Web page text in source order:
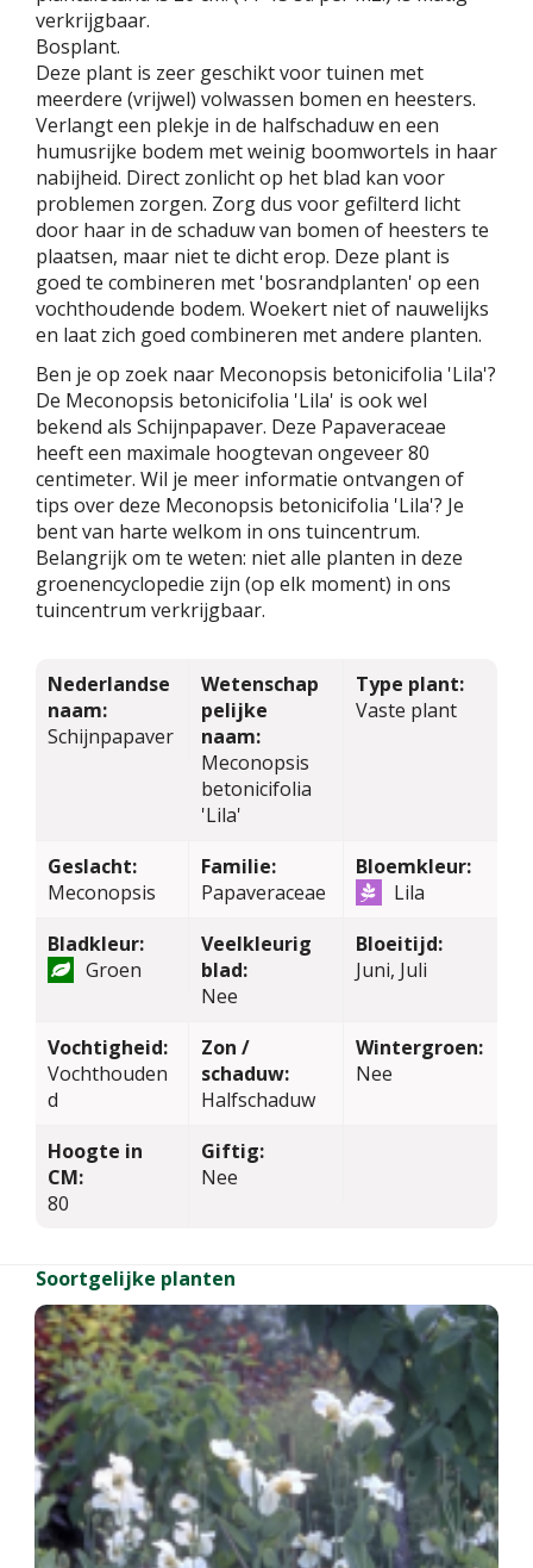
verkrijgbaar.
Bosplant.
Deze plant is zeer geschikt voor tuinen met
meerdere (vrijwel) volwassen bomen en heesters.
Verlangt een plekje in de halfschaduw en een
humusrijke bodem met weinig boomwortels in haar
nabijheid. Direct zonlicht op het blad kan voor
problemen zorgen. Zorg dus voor gefilterd licht
door haar in de schaduw van bomen of heesters te
plaatsen, maar niet te dicht erop. Deze plant is
goed te combineren met 'bosrandplanten' op een
vochthoudende bodem. Woekert niet of nauwelijks
en laat zich goed combineren met andere planten.
Ben je op zoek naar Meconopsis betonicifolia 'Lila'?
De Meconopsis betonicifolia 'Lila' is ook wel
bekend als Schijnpapaver. Deze Papaveraceae
heeft een maximale hoogtevan ongeveer 80
centimeter. Wil je meer informatie ontvangen of
tips over deze Meconopsis betonicifolia 'Lila'? Je
bent van harte welkom in ons tuincentrum.
Belangrijk om te weten: niet alle planten in deze
groenencyclopedie zijn (op elk moment) in ons
tuincentrum verkrijgbaar.
Nederlandse
naam:
Schijnpapaver
Wetenschap
pelijke
naam:
Meconopsis
betonicifolia
'Lila'
Type plant:
Vaste plant
Geslacht:
Meconopsis
Familie:
Papaveraceae
Bloemkleur:
Lila
Bladkleur:
Groen
Veelkleurig
blad:
Nee
Bloeitijd:
Juni, Juli
Vochtigheid:
Vochthouden
d
Zon /
schaduw:
Halfschaduw
Wintergroen:
Nee
Hoogte in
CM:
80
Giftig:
Nee
Soortgelijke planten